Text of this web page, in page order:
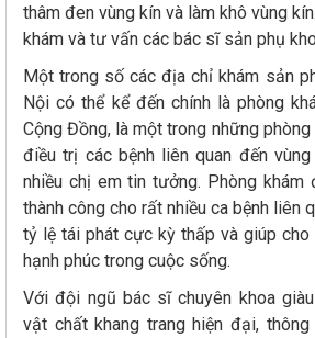
thâm đen vùng kín và làm khô vùng
khám và tư vấn các bác sĩ sản phụ
Một trong số các địa chỉ khám sản
Nội có thể kể đến chính là phòng
Cộng Đồng, là một trong những
điều trị các bệnh liên quan đến
nhiều chị em tin tưởng. Phòng khám
thành công cho rất nhiều ca bệnh liên
tỷ lệ tái phát cực kỳ thấp và giúp
hạnh phúc trong cuộc sống.
Với đội ngũ bác sĩ chuyên khoa
vật chất khang trang hiện đại,